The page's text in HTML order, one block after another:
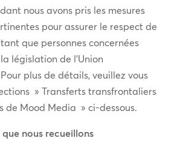
nous avons pris les mesures
pour assurer le respect de
que personnes concernées
législation de l’Union
plus de détails, veuillez vous
» Transferts transfrontaliers
de Mood Media » ci-dessous.
nous recueillons